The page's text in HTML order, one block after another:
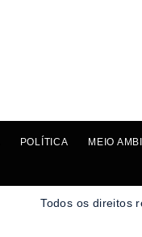
POLÍTICA MEIO
Todos os direitos